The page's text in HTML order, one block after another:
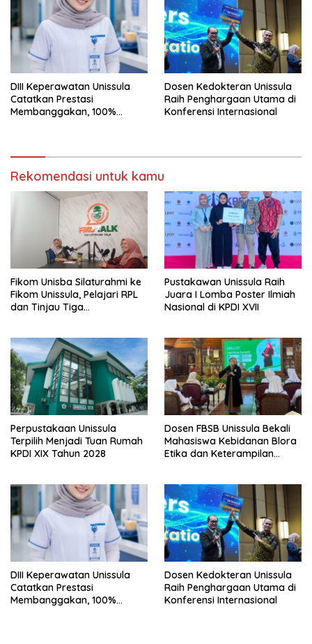
DIII Keperawatan Unissula
Catatkan Prestasi
Membanggakan, 100%
Dosen Kedokteran Unissula
Raih Penghargaan Utama di
Konferensi Internasional
Rekomendasi untuk kamu
Fikom Unisba Silaturahmi ke
Fikom Unissula, Pelajari RPL
dan Tinjau Tiga
Pustakawan Unissula Raih
Juara I Lomba Poster Ilmiah
Nasional di KPDI XVII
Perpustakaan Unissula
Terpilih Menjadi Tuan Rumah
KPDI XIX Tahun 2028
Dosen FBSB Unissula Bekali
Mahasiswa Kebidanan Blora
Etika dan Keterampilan
DIII Keperawatan Unissula
Catatkan Prestasi
Membanggakan, 100%
Dosen Kedokteran Unissula
Raih Penghargaan Utama di
Konferensi Internasional